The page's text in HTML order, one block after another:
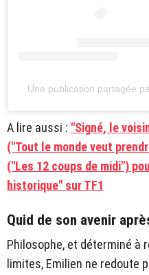
Une publication partagée
A lire aussi : "Signé, le
("Tout le monde veut
("Les 12 coups de midi")
historique" sur TF1
Quid de son avenir
Philosophe, et déterminé à
limites, Emilien ne redoute